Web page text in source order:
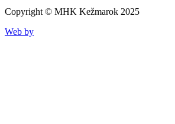
Copyright © MHK Kežmarok 2025
Web by